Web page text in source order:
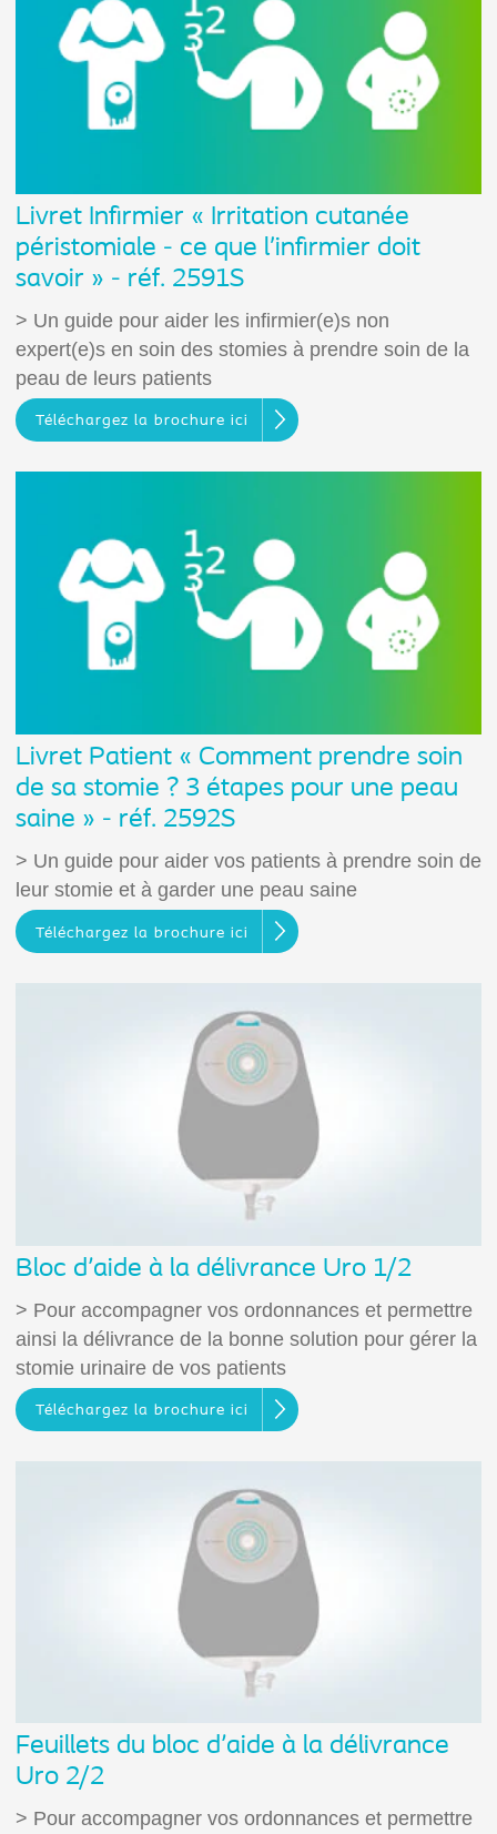
Livret Infirmier « Irritation cutanée
péristomiale - ce que l’infirmier doit
savoir » - réf. 2591S
> Un guide pour aider les infirmier(e)s non
expert(e)s en soin des stomies à prendre soin de la
peau de leurs patients
Téléchargez la brochure ici
Livret Patient « Comment prendre soin
de sa stomie ? 3 étapes pour une peau
saine » - réf. 2592S
> Un guide pour aider vos patients à prendre soin de
leur stomie et à garder une peau saine
Téléchargez la brochure ici
Bloc d'aide à la délivrance Uro 1/2
> Pour accompagner vos ordonnances et permettre
ainsi la délivrance de la bonne solution pour gérer la
stomie urinaire de vos patients
Téléchargez la brochure ici
Feuillets du bloc d'aide à la délivrance
Uro 2/2
> Pour accompagner vos ordonnances et permettre